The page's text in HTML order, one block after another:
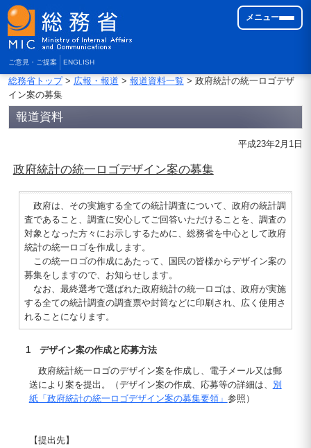
ご意見・ご提案 ENGLISH
メニュー
総務省トップ> 広報・報道 > 報道資料一覧> 政府統計の統一ロゴデザ
イン案の募集
報道資料
平成23年2月1日
政府統計の統一ロゴデザイン案の募集
政府は、その実施する全ての統計調査について、政府の統計調
査であること、調査に安心してご回答いただけることを、調査の
対象となった方々にお示しするために、総務省を中心として政府
統計の統一ロゴを作成します。
この統一ロゴの作成にあたって、国民の皆様からデザイン案の
募集をしますので、お知らせします。
なお、最終選考で選ばれた政府統計の統一ロゴは、政府が実施
する全ての統計調査の調査票や封筒などに印刷され、広く使用さ
れることになります。
1 デザイン案の作成と応募方法
政府統計統一ロゴのデザイン案を作成し、電子メール又は郵
送により案を提出。（デザイン案の作成、応募等の詳細は、 別
紙「政府統計の統一ロゴデザイン案の募集要領」 参照）
【提出先】